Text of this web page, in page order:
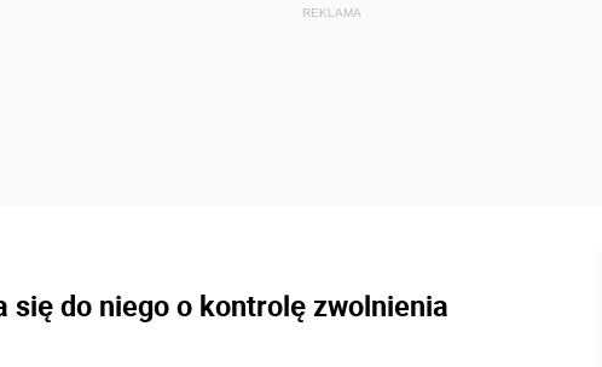
się do niego o kontrolę zwolnienia